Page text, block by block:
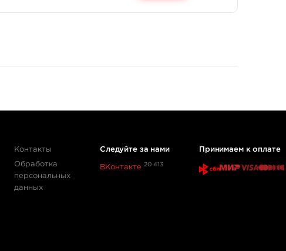
Контакты
Обработка
персональных
данных
Следуйте за нами
ВКонтакте 20 413
Принимаем к оплате